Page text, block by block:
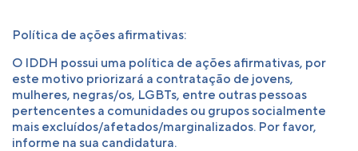
Política de ações afirmativas:
O IDDH possui uma política de ações afirmativas, por
este motivo priorizará a contratação de jovens,
mulheres, negras/os, LGBTs, entre outras pessoas
pertencentes a comunidades ou grupos socialmente
mais excluídos/afetados/marginalizados. Por favor,
informe na sua candidatura.